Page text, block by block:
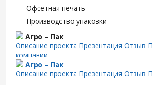
Офсетная печать
Производство упаковки
Агро – Пак
Описание проекта Презентация Отзыв
компании
Агро – Пак
Описание проекта Презентация Отзыв